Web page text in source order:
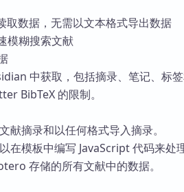
取数据，无需以文本格式导出数据
模糊搜索文献
中获取，包括摘录、笔记、标签
BibTeX 的限制。
献摘录和以任何格式导入摘录。
在模板中编写 JavaScript 代码来处
存储的所有文献中的数据。